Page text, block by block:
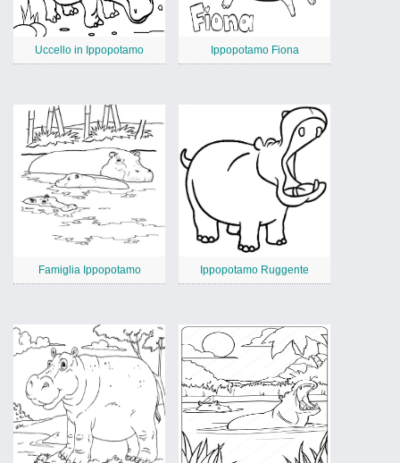
Uccello in Ippopotamo Ippopotamo Fiona
Famiglia Ippopotamo Ippopotamo Ruggente